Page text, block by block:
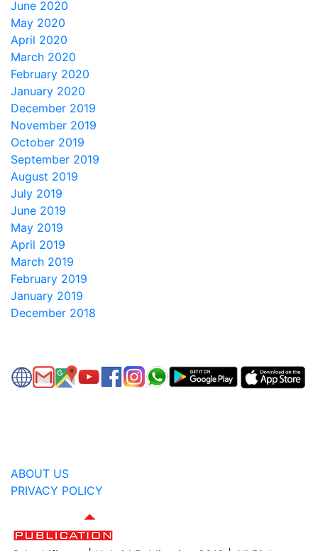
June 2020
May 2020
April 2020
March 2020
February 2020
January 2020
December 2019
November 2019
October 2019
September 2019
August 2019
July 2019
June 2019
May 2019
April 2019
March 2019
February 2019
January 2019
December 2018
ABOUT US
PRIVACY POLICY